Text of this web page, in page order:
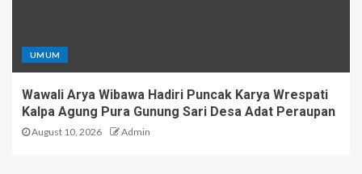
UMUM
Wawali Arya Wibawa Hadiri Puncak Karya Wrespati
Kalpa Agung Pura Gunung Sari Desa Adat Peraupan
August 10, 2026 Admin